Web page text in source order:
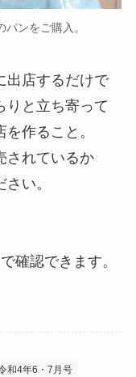
パンをご購入。
出店するだけで
りと立ち寄って
作ること。
されているか
い。
確認できます。
和4年6・7月号